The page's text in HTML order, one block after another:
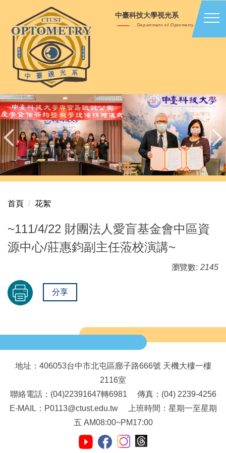
主
中臺科技大學視光系
Department of Optometry
首頁 花絮
~111/4/22 財團法人愛盲基金會中區資
源中心/莊惠鈞副主任蒞校演講~
瀏覽數: 2145
分享
地址：406053台中市北屯區廍子路666號 天機大樓一樓
2116室
聯絡電話：(04)22391647轉6981 傳真：(04) 2239-4256
E-MAIL：P0113@ctust.edu.tw 上班時間：星期一至星期
五 AM08:00~PM17:00